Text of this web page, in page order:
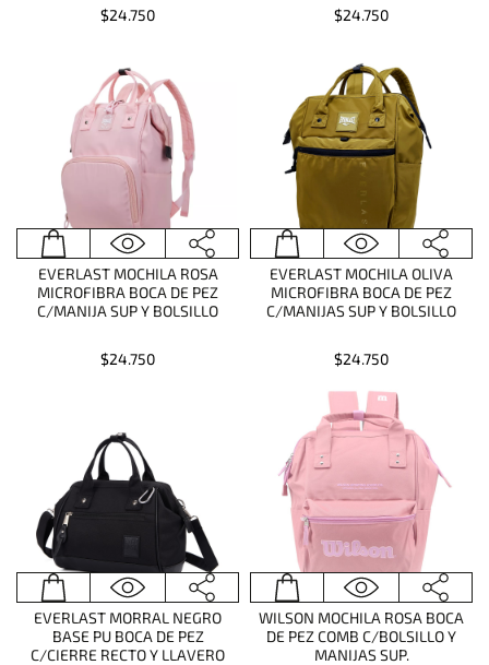
$24.750 $24.750
EVERLAST MOCHILA ROSA
MICROFIBRA BOCA DE PEZ
C/MANIJA SUP Y BOLSILLO
$24.750
EVERLAST MOCHILA OLIVA
MICROFIBRA BOCA DE PEZ
C/MANIJAS SUP Y BOLSILLO
$24.750
EVERLAST MORRAL NEGRO
BASE PU BOCA DE PEZ
C/CIERRE RECTO Y LLAVERO
WILSON MOCHILA ROSA BOCA
DE PEZ COMB C/BOLSILLO Y
MANIJAS SUP.